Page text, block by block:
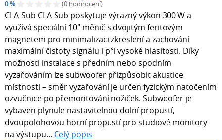
0 % (0 hodnocení)
CLA-Sub CLA-Sub poskytuje výrazný výkon 300 W a
využívá speciální 10" měnič s dvojitým feritovým
magnetem pro minimalizaci zkreslení a zachování
maximální čistoty signálu i při vysoké hlasitosti. Díky
možnosti instalace s předním nebo spodním
vyzařováním lze subwoofer přizpůsobit akustice
místnosti – směr vyzařování je určen fyzickým natočením
ozvučnice po přemontování nožiček. Subwoofer je
vybaven plynule nastavitelnou dolní propustí,
dvoupolohovou horní propustí pro studiové monitory
na výstupu... Celý popis